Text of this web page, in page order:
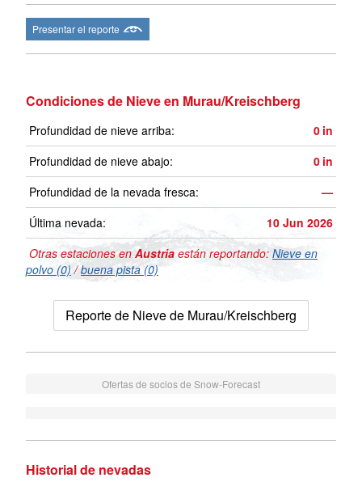
Presentar el reporte
Condiciones de Nieve en Murau/Kreischberg
Profundidad de nieve arriba: 0 in
Profundidad de nieve abajo:
0 in
Profundidad de la nevada fresca:
—
Última nevada:
10 Jun 2026
Otras estaciones enAustria están reportando: Nieve en
polvo (0) /buena pista (0)
Reporte de Nieve de Murau/Kreischberg
Ofertas de socios de Snow-Forecast
Historial de nevadas